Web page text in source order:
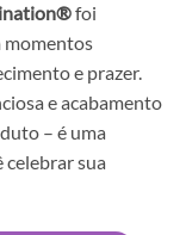
foi
momentos
e prazer.
e acabamento
– é uma
celebrar sua